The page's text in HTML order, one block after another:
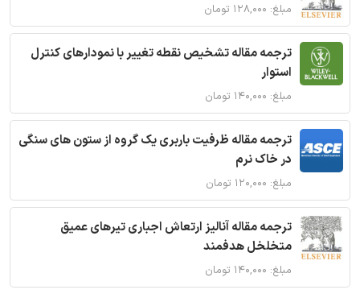
مبلغ: ۱۲۸,۰۰۰ تومان
ترجمه مقاله تشخیص نقطه تغییر با نمودارهای کنترل
استوار
مبلغ: ۱۴۰,۰۰۰ تومان
ترجمه مقاله ظرفیت باربری یک گروه از ستون های سنگی
در خاک نرم
مبلغ: ۱۲۰,۰۰۰ تومان
ترجمه مقاله آنالیز ارتعاش اجباری تیرهای عمیق
متخلخل هدفمند
مبلغ: ۱۴۰,۰۰۰ تومان